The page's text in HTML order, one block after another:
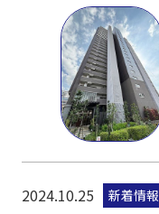
2024.10.25 新着情報